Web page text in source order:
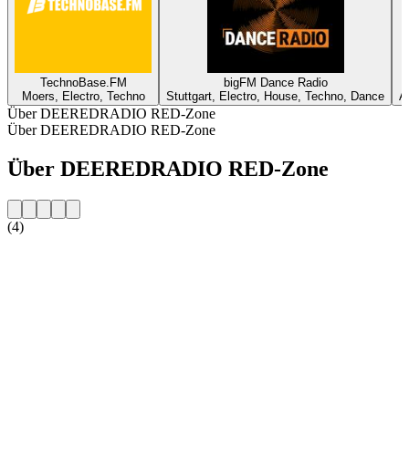
TechnoBase.FM
Moers, Electro, Techno
bigFM Dance Radio
Stuttgart, Electro, House, Techno, Dance
Über DEEREDRADIO RED-Zone
Über DEEREDRADIO RED-Zone
Über DEEREDRADIO RED-Zone
(4)